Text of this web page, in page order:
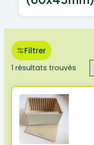
Filtrer
1 résultats trouvés